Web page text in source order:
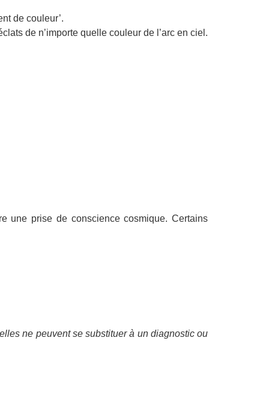
de couleur’.
de n’importe quelle couleur de l’arc en ciel.
une prise de conscience cosmique. Certains
ne peuvent se substituer à un diagnostic ou